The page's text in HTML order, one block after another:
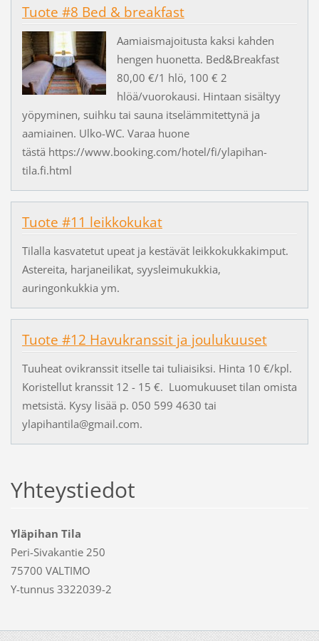
Tuote #8 Bed & breakfast
Aamiaismajoitusta kaksi kahden
hengen huonetta. Bed&Breakfast
80,00 €/1 hlö, 100 € 2
hlöä/vuorokausi. Hintaan sisältyy
yöpyminen, suihku tai sauna itselämmitettynä ja
aamiainen. Ulko-WC. Varaa huone
tästä https://www.booking.com/hotel/fi/ylapihan-
tila.fi.html
Tuote #11 leikkokukat
Tilalla kasvatetut upeat ja kestävät leikkokukkakimput.
Astereita, harjaneilikat, syysleimukukkia,
auringonkukkia ym.
Tuote #12 Havukranssit ja joulukuuset
Tuuheat ovikranssit itselle tai tuliaisiksi. Hinta 10 €/kpl.
Koristellut kranssit 12 - 15 €. Luomukuuset tilan omista
metsistä. Kysy lisää p. 050 599 4630 tai
ylapihantila@gmail.com.
Yhteystiedot
Yläpihan Tila
Peri-Sivakantie 250
75700 VALTIMO
Y-tunnus 3322039-2